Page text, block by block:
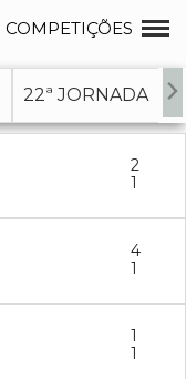
COMPETIÇÕES
22ª JORNADA
2
1
4
1
1
1